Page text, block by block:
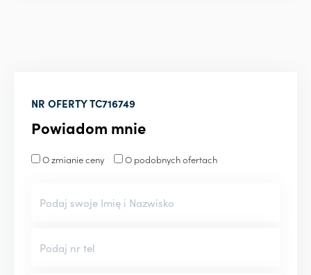
NR OFERTYTC716749
Powiadom mnie
O zmianie ceny O podobnych ofertach